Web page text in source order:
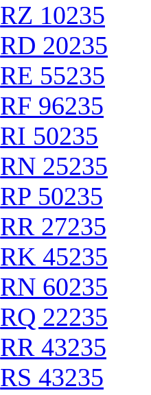
RZ 10235
RD 20235
RE 55235
RF 96235
RI 50235
RN 25235
RP 50235
RR 27235
RK 45235
RN 60235
RQ 22235
RR 43235
RS 43235